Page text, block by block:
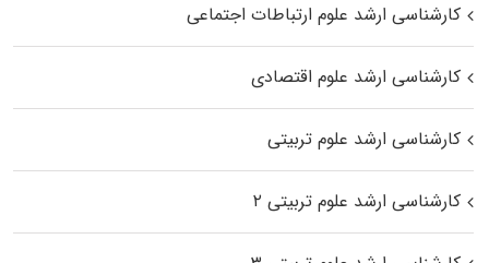
کارشناسی ارشد علوم ارتباطات اجتماعی
کارشناسی ارشد علوم اقتصادی
کارشناسی ارشد علوم تربیتی
کارشناسی ارشد علوم تربیتی ۲